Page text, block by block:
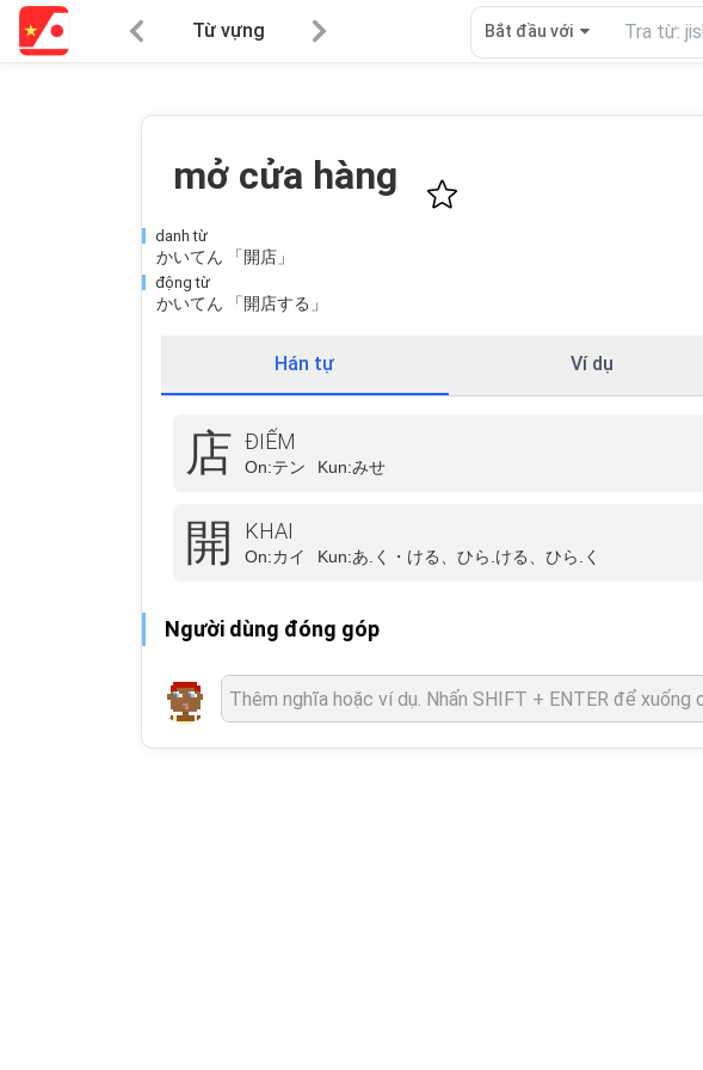
Từ vựng Bắt đầu với
mở cửa hàng
danh từ
かいてん 「開店」
động từ
かいてん 「開店する」
Hán tự Ví dụ
店 ĐIẾM
On:テン Kun:みせ
開 KHAI
On:カイ Kun:あ.く・ける、ひら.ける、ひら.く
Người dùng đóng góp